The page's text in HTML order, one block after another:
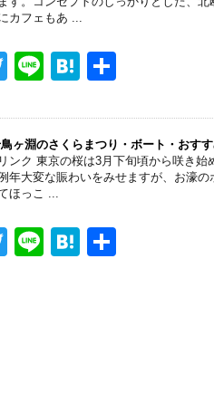
カフェもあ ...
T
tt
er
Li
e
H
e
n
a
ヶ淵のさくらまつり・ボート・おす
ンク 東京の桜は3月下旬頃から咲き
年大変な賑わいをみせますが、お濠
ほっこ ...
T
Li
H